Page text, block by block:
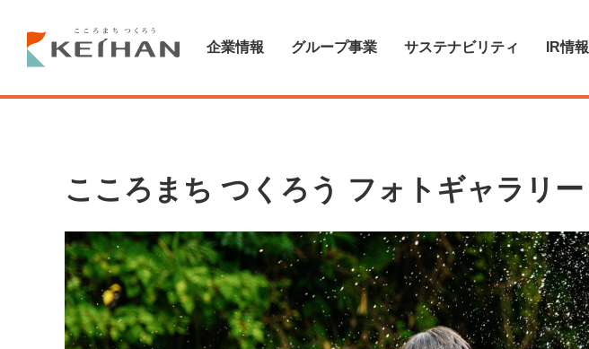
企業情報 グループ事業 サステナビリティ IR情報
こころまち つくろう フォトギャラリー